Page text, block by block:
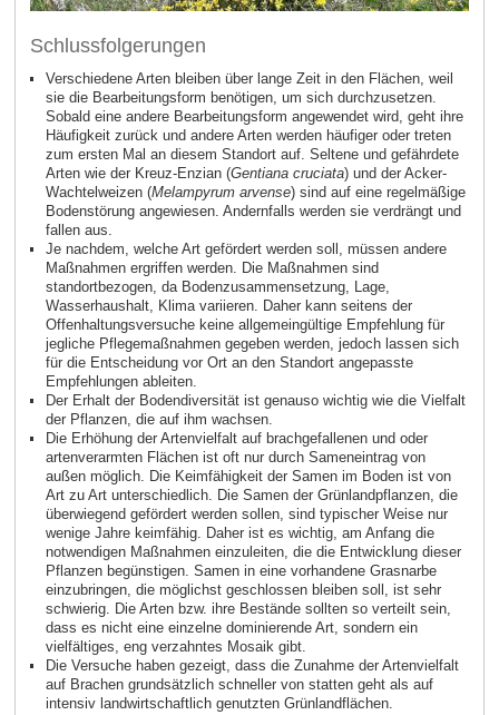
Schlussfolgerungen
Verschiedene Arten bleiben über lange Zeit in den Flächen, weil
sie die Bearbeitungsform benötigen, um sich durchzusetzen.
Sobald eine andere Bearbeitungsform angewendet wird, geht ihre
Häufigkeit zurück und andere Arten werden häufiger oder treten
zum ersten Mal an diesem Standort auf. Seltene und gefährdete
Arten wie der Kreuz‑Enzian (Gentiana cruciata) und der Acker-
Wachtelweizen (Melampyrum arvense) sind auf eine regelmäßige
Bodenstörung angewiesen. Andernfalls werden sie verdrängt und
fallen aus.
Je nachdem, welche Art gefördert werden soll, müssen andere
Maßnahmen ergriffen werden. Die Maßnahmen sind
standortbezogen, da Bodenzusammensetzung, Lage,
Wasserhaushalt, Klima variieren. Daher kann seitens der
Offenhaltungsversuche keine allgemeingültige Empfehlung für
jegliche Pflegemaßnahmen gegeben werden, jedoch lassen sich
für die Entscheidung vor Ort an den Standort angepasste
Empfehlungen ableiten.
Der Erhalt der Bodendiversität ist genauso wichtig wie die Vielfalt
der Pflanzen, die auf ihm wachsen.
Die Erhöhung der Artenvielfalt auf brachgefallenen und oder
artenverarmten Flächen ist oft nur durch Sameneintrag von
außen möglich. Die Keimfähigkeit der Samen im Boden ist von
Art zu Art unterschiedlich. Die Samen der Grünlandpflanzen, die
überwiegend gefördert werden sollen, sind typischer Weise nur
wenige Jahre keimfähig. Daher ist es wichtig, am Anfang die
notwendigen Maßnahmen einzuleiten, die die Entwicklung dieser
Pflanzen begünstigen. Samen in eine vorhandene Grasnarbe
einzubringen, die möglichst geschlossen bleiben soll, ist sehr
schwierig. Die Arten bzw. ihre Bestände sollten so verteilt sein,
dass es nicht eine einzelne dominierende Art, sondern ein
vielfältiges, eng verzahntes Mosaik gibt.
Die Versuche haben gezeigt, dass die Zunahme der Artenvielfalt
auf Brachen grundsätzlich schneller von statten geht als auf
intensiv landwirtschaftlich genutzten Grünlandflächen.